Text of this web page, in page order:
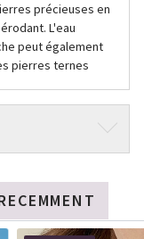
précieuses en
L'eau
peut également
pierres ternes